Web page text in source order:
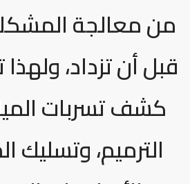
من معالجة
قبل أن تزداد،
كشف تسربات
الترميم، وتسليك